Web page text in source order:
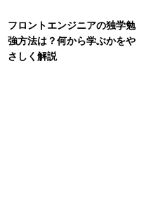
フロントエンジニアの独学勉
強方法は？何から学ぶかをや
さしく解説